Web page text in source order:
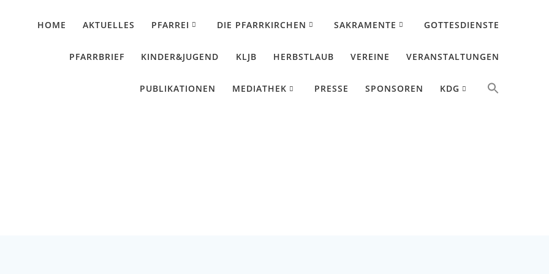
HOME AKTUELLES PFARREI DIE PFARRKIRCHEN SAKRAMENTE GOTTESDIENSTE
PFARRBRIEF KINDER&JUGEND KLJB HERBSTLAUB VEREINE VERANSTALTUNGEN
PUBLIKATIONEN MEDIATHEK PRESSE SPONSOREN KDG